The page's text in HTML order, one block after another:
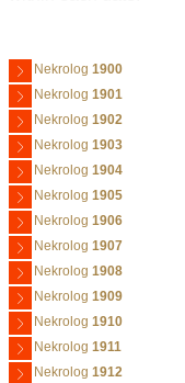
Nekrolog 1900
Nekrolog 1901
Nekrolog 1902
Nekrolog 1903
Nekrolog 1904
Nekrolog 1905
Nekrolog 1906
Nekrolog 1907
Nekrolog 1908
Nekrolog 1909
Nekrolog 1910
Nekrolog 1911
Nekrolog 1912